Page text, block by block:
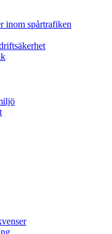
inom spårtrafiken